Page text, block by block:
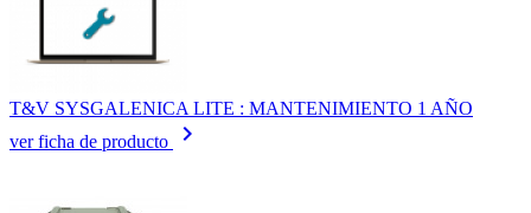
T&V SYSGALENICA LITE : MANTENIMIENTO 1 AÑO
ver ficha de producto
keyboard_arrow_right